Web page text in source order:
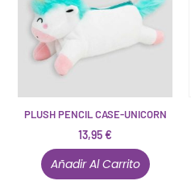
PLUSH PENCIL CASE-UNICORN
13,95€
Añadir Al Carrito